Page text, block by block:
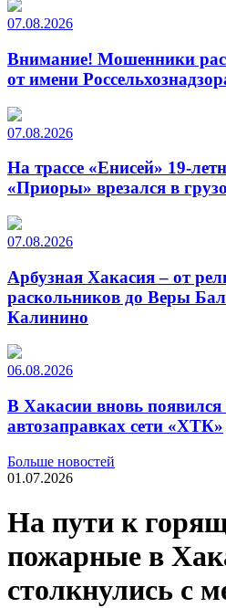
07.08.2026
Внимание! Мошенники
от имени
07.08.2026
На трассе «Енисей» 19-
«Приоры» врезался в
07.08.2026
Арбузная Хакасия – от
раскольников до Веры
Калинино
06.08.2026
В Хакасии вновь появился
автозаправках сети «ХТК»
Больше новостей
01.07.2026
На пути к
пожарные в
столкнулись с